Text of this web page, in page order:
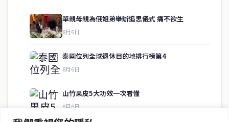
單親母親為俄姐弟舉辦追思儀式 痛不欲生
8月6日
泰國位列全球退休目的地排行榜第4
8月6日
山竹果皮5大功效一次看懂
8月6日
房地產